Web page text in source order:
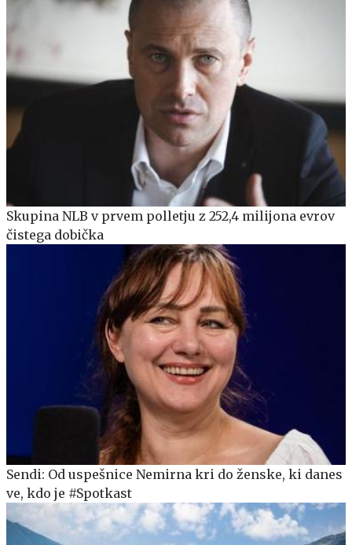
Skupina NLB v prvem polletju z 252,4 milijona evrov
čistega dobička
Sendi: Od uspešnice Nemirna kri do ženske, ki danes
ve, kdo je #Spotkast